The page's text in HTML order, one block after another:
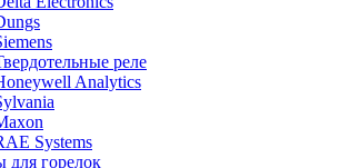
реле
Analytics
Systems
для горелок